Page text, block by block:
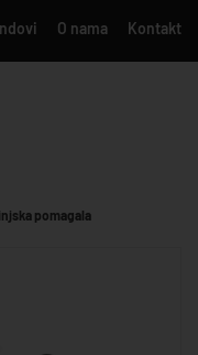
O nama Kontakt
pomagala